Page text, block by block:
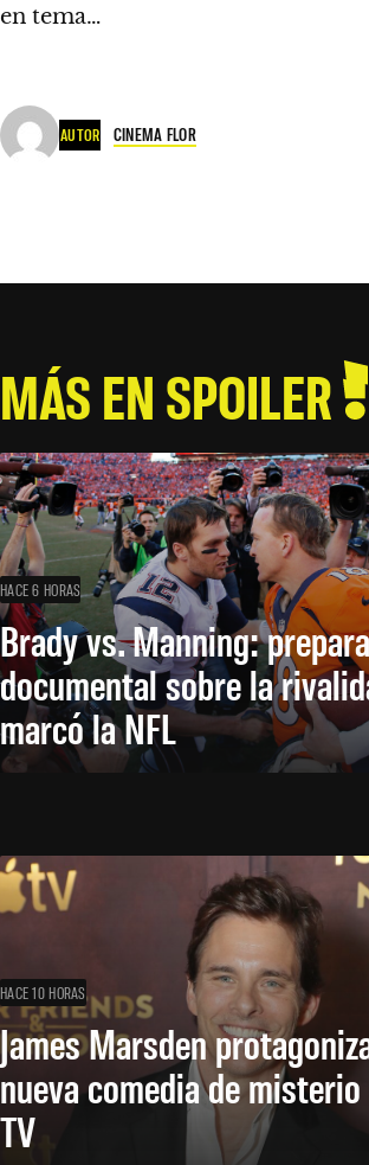
en tema…
AUTOR CINEMA FLOR
MÁS EN SPOILER
HACE 6 HORAS
Brady vs. Manning:
documental sobre la
marcó la NFL
HACE 10 HORAS
James Marsden
nueva comedia de
TV